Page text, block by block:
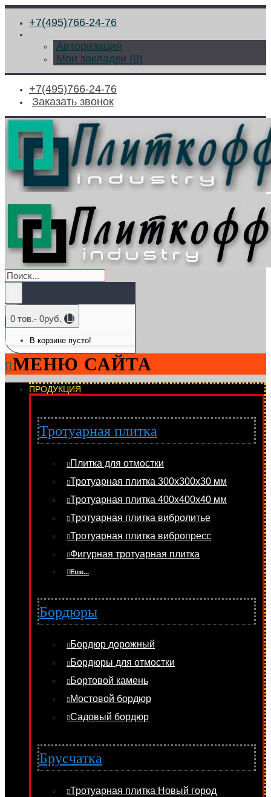
+7(495)766-24-76
Авторизация
Мои закладки (0)
+7(495)766-24-76
Заказать звонок
0 тов.- 0руб.
В корзине пусто!
МЕНЮ САЙТА
ПРОДУКЦИЯ
Тротуарная плитка
Плитка для отмостки
Тротуарная плитка 300х300х30 мм
Тротуарная плитка 400х400х40 мм
Тротуарная плитка вибролитье
Тротуарная плитка вибропресс
Фигурная тротуарная плитка
Еше...
Бордюры
Бордюр дорожный
Бордюры для отмостки
Бортовой камень
Мостовой бордюр
Садовый бордюр
Брусчатка
Тротуарная плитка Новый город